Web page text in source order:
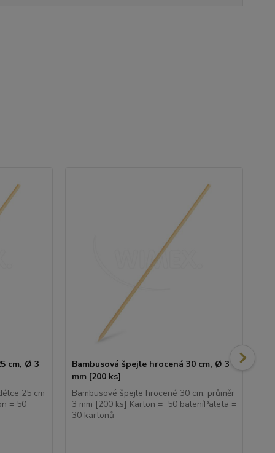
cm, Ø 3
25 cm
= 50
Bambusová špejle hrocená 30 cm, Ø 3
mm [200 ks]
Bambusové špejle hrocené 30 cm, průměr
3 mm [200 ks] Karton = 50 baleníPaleta =
30 kartonů